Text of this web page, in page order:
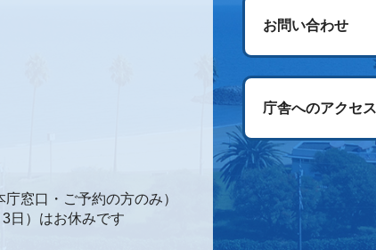
窓口・ご予約の方のみ）
日）はお休みです
お問い合わせ
庁舎へのアクセス